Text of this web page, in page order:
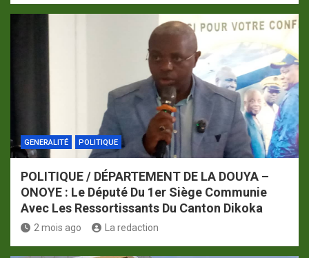
GENERALITÉ POLITIQUE
POLITIQUE / DÉPARTEMENT DE LA DOUYA –
ONOYE : Le Député Du 1er Siège Communie
Avec Les Ressortissants Du Canton Dikoka
2 mois ago La redaction